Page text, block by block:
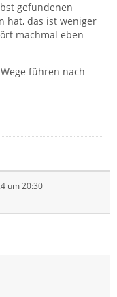
gefundenen
hat, das ist weniger
machmal eben
führen nach
um 20:30